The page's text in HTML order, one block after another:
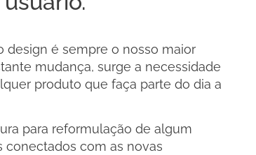
design é sempre o nosso maior
mudança, surge a necessidade
produto que faça parte do dia a
para reformulação de algum
conectados com as novas